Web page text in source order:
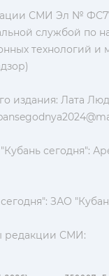
СМИ Эл №
службой по
технологий и
издания: Лата
сегодня":
ЗАО
редакции СМИ: